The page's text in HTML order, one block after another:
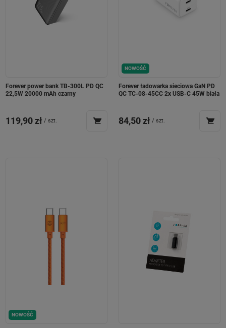
Forever power bank TB-300L PD QC
22,5W 20000 mAh czarny
119,90 zł / szt.
NOWOŚĆ
Forever ładowarka sieciowa GaN PD
QC TC-08-45CC 2x USB-C 45W biała
84,50 zł / szt.
NOWOŚĆ